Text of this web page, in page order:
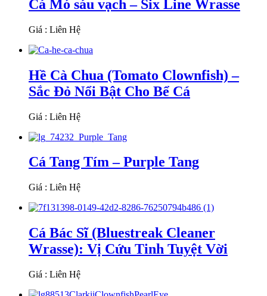
Cá Mó sáu vạch – Six Line Wrasse
Giá : Liên Hệ
Hề Cà Chua (Tomato Clownfish) –
Sắc Đỏ Nổi Bật Cho Bể Cá
Giá : Liên Hệ
Cá Tang Tím – Purple Tang
Giá : Liên Hệ
Cá Bác Sĩ (Bluestreak Cleaner
Wrasse): Vị Cứu Tinh Tuyệt Vời
Giá : Liên Hệ